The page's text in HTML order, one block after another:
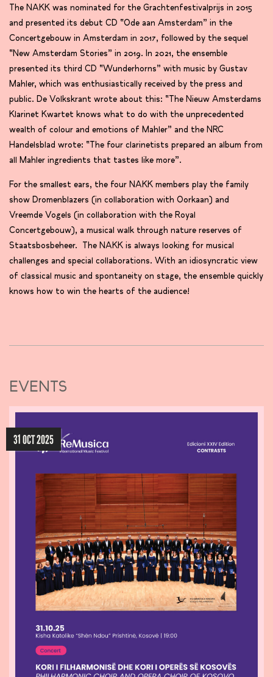
The NAKK was nominated for the Grachtenfestivalprijs in 2015
and presented its debut CD “Ode aan Amsterdam” in the
Concertgebouw in Amsterdam in 2017, followed by the sequel
“New Amsterdam Stories” in 2019. In 2021, the ensemble
presented its third CD “Wunderhorns” with music by Gustav
Mahler, which was enthusiastically received by the press and
public. De Volkskrant wrote about this: “The Nieuw Amsterdams
Klarinet Kwartet knows what to do with the unprecedented
wealth of colour and emotions of Mahler” and the NRC
Handelsblad wrote: “The four clarinetists prepared an album from
all Mahler ingredients that tastes like more”.
For the smallest ears, the four NAKK members play the family
show Dromenblazers (in collaboration with Oorkaan) and
Vreemde Vogels (in collaboration with the Royal
Concertgebouw), a musical walk through nature reserves of
Staatsbosbeheer. The NAKK is always looking for musical
challenges and special collaborations. With an idiosyncratic view
of classical music and spontaneity on stage, the ensemble quickly
knows how to win the hearts of the audience!
EVENTS
31 OCT 2025